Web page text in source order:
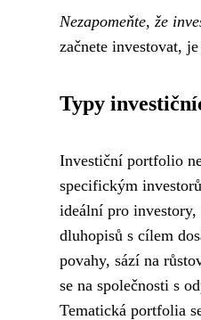
Nezapomeňte, že
začnete investovat,
Typy
Investiční portfolio
specifickým
ideální pro
dluhopisů s cílem
povahy, sází na
se na společnosti s
Tematická portfolia